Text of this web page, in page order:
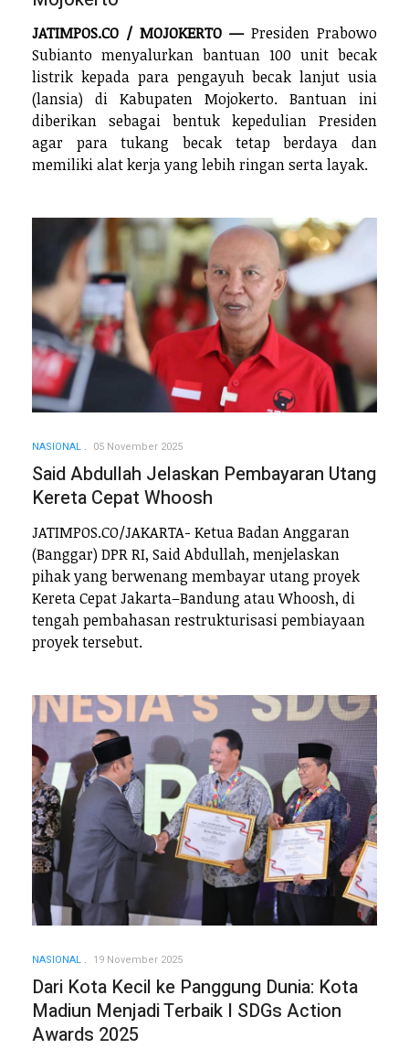
JATIMPOS.CO / MOJOKERTO —Presiden Prabowo
Subianto menyalurkan bantuan 100 unit becak
listrik kepada para pengayuh becak lanjut usia
(lansia) di Kabupaten Mojokerto. Bantuan ini
diberikan sebagai bentuk kepedulian Presiden
agar para tukang becak tetap berdaya dan
memiliki alat kerja yang lebih ringan serta layak.
NASIONAL 05 November 2025
Said Abdullah Jelaskan Pembayaran Utang
Kereta Cepat Whoosh
JATIMPOS.CO/JAKARTA- Ketua Badan Anggaran
(Banggar) DPR RI, Said Abdullah, menjelaskan
pihak yang berwenang membayar utang proyek
Kereta Cepat Jakarta–Bandung atau Whoosh, di
tengah pembahasan restrukturisasi pembiayaan
proyek tersebut.
NASIONAL 19 November 2025
Dari Kota Kecil ke Panggung Dunia: Kota
Madiun Menjadi Terbaik I SDGs Action
Awards 2025